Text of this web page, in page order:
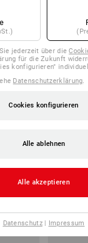
e.s.
3
ab 11,88
(m.
jederzeit über die
für die Zukunft
konfigurieren"
Datenschutzerklärung
Cookies konfigurieren
Alle ablehnen
Alle akzeptieren
Datenschutz| Impressum